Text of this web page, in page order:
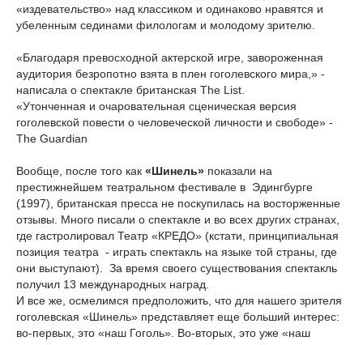
«издевательство» над классиком и одинаково нравятся и
убеленным сединами филологам и молодому зрителю.
«Благодаря превосходной актерской игре, завороженная
аудитория безропотно взята в плен гоголевского мира,» -
написала о спектакле британская The List.
«Утонченная и очаровательная сценическая версия
гоголевской повести о человеческой личности и свободе» -
The Guardian
Вообще, после того как «Шинель» показали на
престижнейшем театральном фестивале в Эдингбурге
(1997), британская пресса не поскупилась на восторженные
отзывы. Много писали о спектакле и во всех других странах,
где гастролировал Театр «КРЕДО» (кстати, принципиальная
позиция театра - играть спектакль на языке той страны, где
они выступают). За время своего существования спектакль
получил 13 международных наград.
И все же, осмелимся предположить, что для нашего зрителя
гоголевская «Шинель» представляет еще больший интерес:
во-первых, это «наш Гоголь». Во-вторых, это уже «наш